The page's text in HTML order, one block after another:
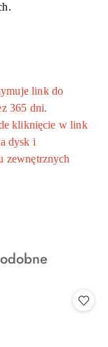
link do
365 dni.
kliknięcie w link
dysk i
zewnętrznych